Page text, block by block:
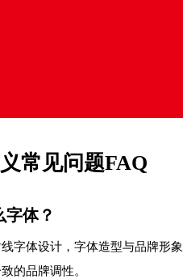
常见问题FAQ
字体？
字体设计，字体造型与品牌形
的品牌调性。